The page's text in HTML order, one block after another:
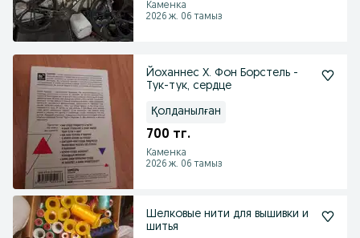
Каменка
2026 ж. 06 тамыз
Йоханнес Х. Фон Борстель -
Тук-тук, сердце
Қолданылған
700 тг.
Каменка
2026 ж. 06 тамыз
Шелковые нити для вышивки и
шитья